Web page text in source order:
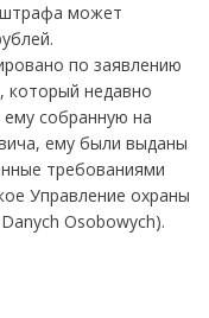
штрафа может
по заявлению
недавно
собранную на
ему были выданы
требованиями
Управление охраны
Osobowych).